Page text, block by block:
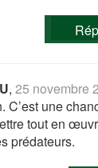
,25 novembre
C’est une
tout en
prédateurs.